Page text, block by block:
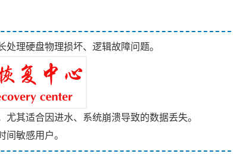
理硬盘物理损坏、逻辑故障问题。
其适合因进水、系统崩溃导致的数据丢失。
敏感用户。